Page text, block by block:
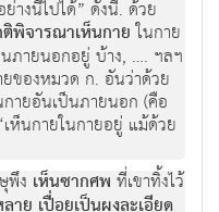
างนี้ไปได้” ดังนี้. ด้วย
พิจารณาเห็นกายในกาย
ภายนอกอยู่ บ้าง, …. ฯลฯ
ของหมวด ก. อันว่าด้วย
กายอันเป็นภายนอก (คือ
ห็นกายในกายอยู่ แม้ด้วย
พึง เห็นซากศพ ที่เขาทิ้งไว้